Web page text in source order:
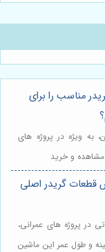
مناسب را برای
به ویژه در پروژه های
مشاهده و خرید
قطعات گریدر اصلی
در پروژه های عمرانی،
و طول عمر این ماشین